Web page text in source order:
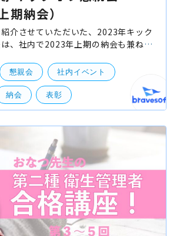
期納会）
介させていただいた、2023年キック
、社内で2023年上期の納会も兼ね
オフ発表会のイベントレポートはこ
懇親会 社内イベント
納会 表彰